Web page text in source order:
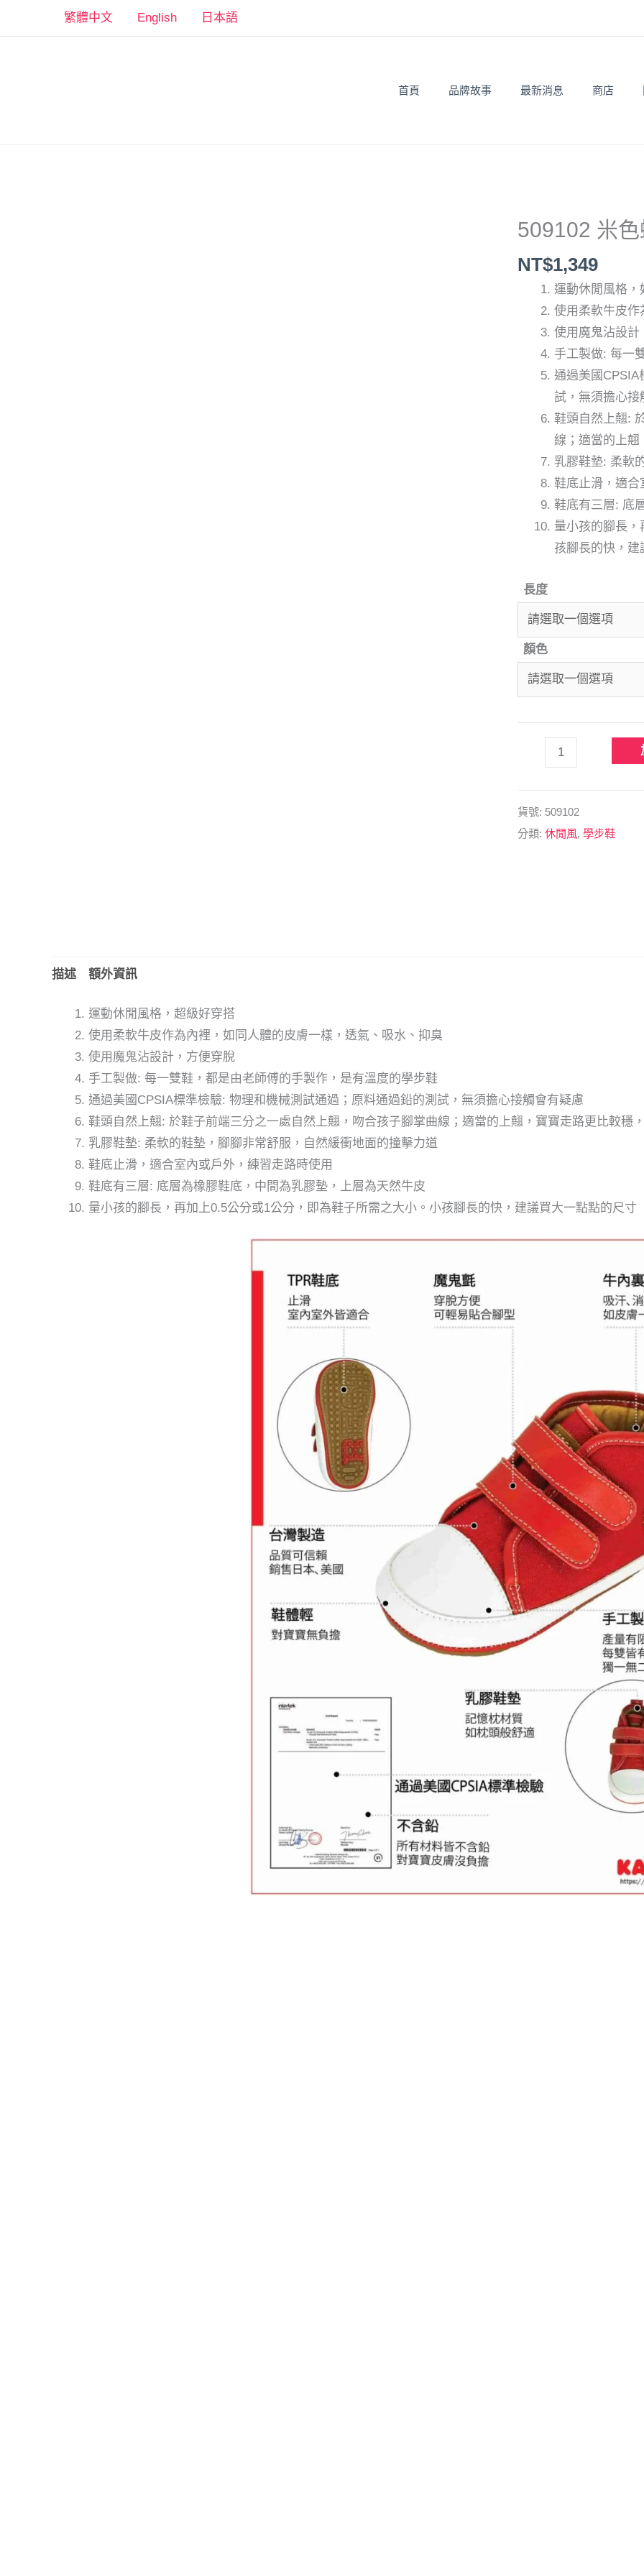
繁體中文 English 日本語
首頁 品牌故事 最新消息 商店
509102 米
NT$1,349
運動休閒風格，
使用柔軟牛皮作
使用魔鬼沾設計
手工製做: 每一
通過美國CPSIA
試，無須擔心接
鞋頭自然上翹:
線；適當的上
乳膠鞋墊: 柔軟
鞋底止滑，適合
鞋底有三層: 底
量小孩的腳長
孩腳長的快，建
長度
顏色
509102
色
貨號: 509102
分類: 休閒風, 學步鞋
描述 額外資訊
運動休閒風格，超級好穿搭
使用柔軟牛皮作為內裡，如同人體的皮膚一樣，透氣、吸水、抑臭
使用魔鬼沾設計，方便穿脫
手工製做: 每一雙鞋，都是由老師傅的手製作，是有溫度的學步鞋
通過美國CPSIA標準檢驗: 物理和機械測試通過；原料通過鉛的測試，無須擔心接觸會有疑慮
鞋頭自然上翹: 於鞋子前端三分之一處自然上翹，吻合孩子腳掌曲線；適當的上翹，寶寶走路更比較穩
乳膠鞋墊: 柔軟的鞋墊，腳腳非常舒服，自然緩衝地面的撞擊力道
鞋底止滑，適合室內或戶外，練習走路時使用
鞋底有三層: 底層為橡膠鞋底，中間為乳膠墊，上層為天然牛皮
量小孩的腳長，再加上0.5公分或1公分，即為鞋子所需之大小。小孩腳長的快，建議買大一點點的尺寸